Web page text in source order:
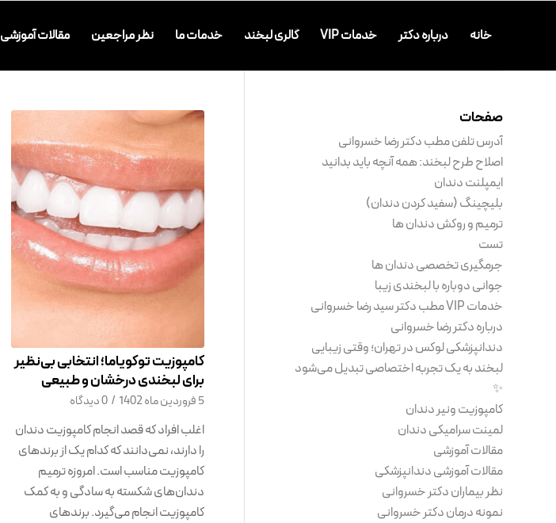
خانه درباره دکتر خدمات VIP گالری لبخند خدمات ما نظر مراجعین مقالات آموزشی
کامپوزیت توکویاما؛ انتخابی بی‌نظیر
برای لبخندی درخشان و طبیعی
5 فروردین ماه 1402 / 0 دیدگاه
اغلب افراد که قصد انجام کامپوزیت دندان
را دارند، نمی‌دانند که کدام یک از برندهای
کامپوزیت مناسب است. امروزه ترمیم
دندان‌های شکسته به سادگی و به کمک
کامپوزیت انجام می‌گیرد. برندهای
صفحات
آدرس تلفن مطب دکتر رضا خسروانی
اصلاح طرح لبخند: همه آنچه باید بدانید
ایمپلنت دندان
بلیچینگ (سفید کردن دندان)
ترمیم و روکش دندان ها
تست
جرمگیری تخصصی دندان ها
جوانی دوباره با لبخندی زیبا
خدمات VIP مطب دکتر سید رضا خسروانی
درباره دکتر رضا خسروانی
دندانپزشکی لوکس در تهران؛ وقتی زیبایی
لبخند به یک تجربه اختصاصی تبدیل می‌شود
✨
کامپوزیت ونیر دندان
لمینت سرامیکی دندان
مقالات آموزشی
مقالات آموزشی دندانپزشکی
نظر بیماران دکتر خسروانی
نمونه درمان دکتر خسروانی